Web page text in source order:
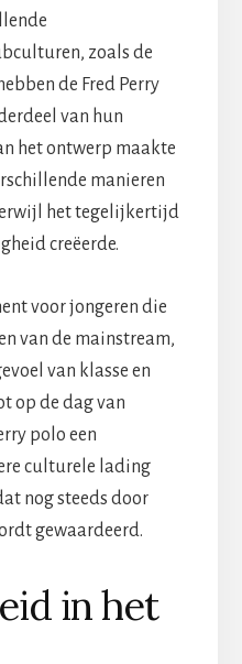
zoals de
de Fred Perry
van hun
het ontwerp maakte
manieren
het tegelijkertijd
creëerde.
voor jongeren die
van de mainstream,
van klasse en
op de dag van
polo een
culturele lading
nog steeds door
gewaardeerd.
in het